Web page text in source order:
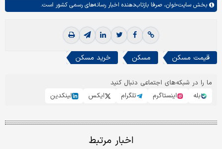
بخش سایت‌خوان، صرفا بازتاب‌دهنده اخبار رسانه‌های رسمی کشور است.
قیمت مسکن مسکن خرید مسکن
ما را در شبکه‌های اجتماعی دنبال کنید
بله
اینستاگرم تلگرام ایکس لینکدین
اخبار مرتبط